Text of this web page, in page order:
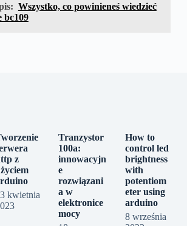
Wszystko, co powinieneś wiedzieć
bc109
z
kwietnia
Tranzystor
100a:
innowacyjn
e
rozwiązani
a w
elektronice
mocy
How to
control led
brightness
with
potentiom
eter using
arduino
8 września